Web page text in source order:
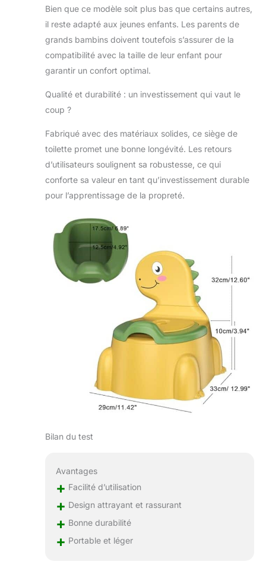
Bien que ce modèle soit plus bas que certains autres,
il reste adapté aux jeunes enfants. Les parents de
grands bambins doivent toutefois s’assurer de la
compatibilité avec la taille de leur enfant pour
garantir un confort optimal.
Qualité et durabilité : un investissement qui vaut le
coup ?
Fabriqué avec des matériaux solides, ce siège de
toilette promet une bonne longévité. Les retours
d’utilisateurs soulignent sa robustesse, ce qui
conforte sa valeur en tant qu’investissement durable
pour l’apprentissage de la propreté.
Bilan du test
Avantages
+ Facilité d’utilisation
+ Design attrayant et rassurant
+ Bonne durabilité
+ Portable et léger